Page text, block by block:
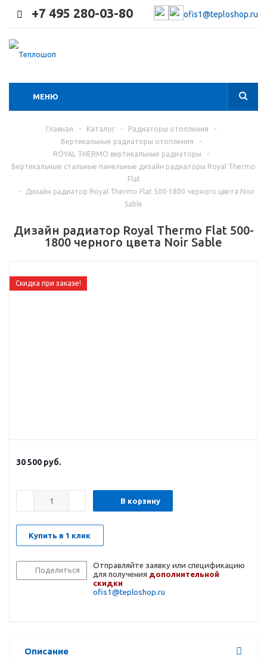
+7 495 280-03-80 ofis1@teploshop.ru
МЕНЮ
Главная - Каталог - Радиаторы отопления
-
Вертикальные радиаторы отопления
-
ROYAL THERMO вертикальные радиаторы
-
Вертикальные стальные панельные дизайн радиаторы Royal Thermo
Flat
-
Дизайн радиатор Royal Thermo Flat 500-1800 черного цвета Noir
Sable
Дизайн радиатор Royal Thermo Flat 500-
1800 черного цвета Noir Sable
Скидка при заказе!
30 500 руб.
В корзину
Купить в 1 клик
Поделиться
Отправляйте заявку или спецификацию
для получения дополнительной
скидки
ofis1@teploshop.ru
Описание